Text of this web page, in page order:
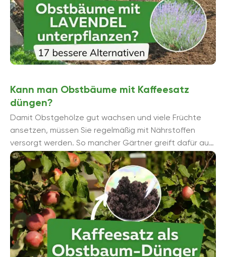
Kann man Obstbäume mit Kaffeesatz
düngen?
Damit Obstgehölze gut wachsen und viele Früchte
ansetzen, müssen Sie regelmäßig mit Nährstoffen
versorgt werden. So mancher Gärtner greift dafür auf
Hausmittel zurü...